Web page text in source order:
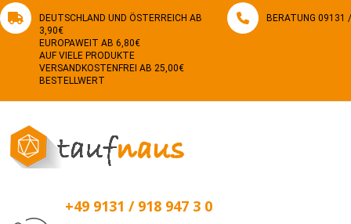
DEUTSCHLAND UND ÖSTERREICH AB
3,90€
EUROPAWEIT AB 6,80€
AUF VIELE PRODUKTE
VERSANDKOSTENFREI AB 25,00€
BESTELLWERT
BERATUNG 09131
+49 9131 / 918 947 3 0